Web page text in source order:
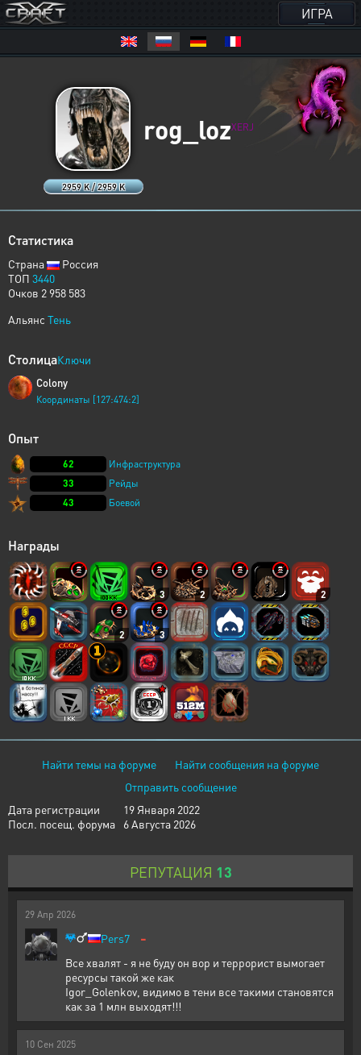
ИГРА
2959 K / 2959 K
rog_lozXERJ
Статистика
Страна
Россия
ТОП 3440
Очков 2 958 583
Альянс Тень
СтолицаКлючи
Colony
Координаты [127:474:2]
Опыт
62
Инфраструктура
33
Рейды
43
Боевой
Награды
3 2 2
2 3
Найти темы на форуме
Найти сообщения на форуме
Отправить сообщение
Дата регистрации
19 Января 2022
Посл. посещ. форума
6 Августа 2026
РЕПУТАЦИЯ 13
29 Апр 2026
Pers7 -
Все хвалят - я не буду он вор и террорист вымогает
ресурсы такой же как
Igor_Golenkov, видимо в тени все такими становятся
как за 1 млн выходят!!!
10 Сен 2025